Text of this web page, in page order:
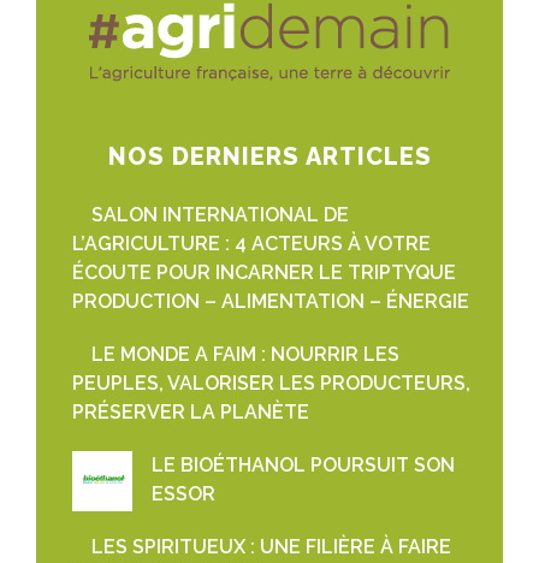
NOS DERNIERS ARTICLES
SALON INTERNATIONAL DE
L’AGRICULTURE : 4 ACTEURS À VOTRE
ÉCOUTE POUR INCARNER LE TRIPTYQUE
PRODUCTION – ALIMENTATION – ÉNERGIE
LE MONDE A FAIM : NOURRIR LES
PEUPLES, VALORISER LES PRODUCTEURS,
PRÉSERVER LA PLANÈTE
LE BIOÉTHANOL POURSUIT SON
ESSOR
LES SPIRITUEUX : UNE FILIÈRE À FAIRE